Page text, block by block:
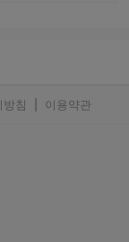
방침 이용약관